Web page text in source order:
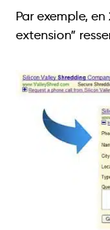
Par exemple,
extension”